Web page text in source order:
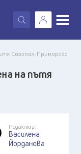
X
Созопол-Приморско
на пътя
Редактор:
Василена
Йорданова